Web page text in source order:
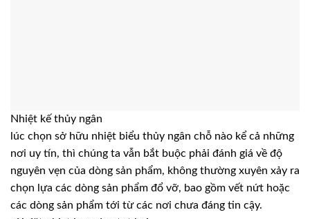
Nhiệt kế thủy ngân
lúc chọn sở hữu nhiệt biểu thủy ngân chỗ nào kể cả những
nơi uy tín, thì chúng ta vẫn bắt buộc phải đánh giá về độ
nguyên vẹn của dòng sản phẩm, không thường xuyên xảy ra
chọn lựa các dòng sản phẩm đổ vỡ, bao gồm vết nứt hoặc
các dòng sản phẩm tới từ các nơi chưa đáng tin cậy.